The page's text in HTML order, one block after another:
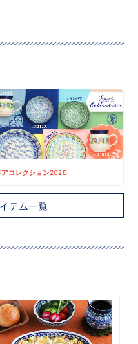
アコレクション2026
テム一覧